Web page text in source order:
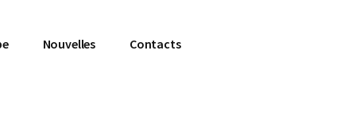
Nouvelles Contacts